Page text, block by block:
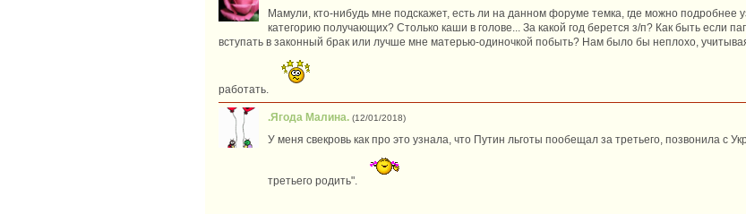
Мамули, кто-нибудь мне подскажет, есть ли на данном форуме темка, где можно подробнее
категорию получающих? Столько каши в голове... За какой год берется з/п? Как быть если
вступать в законный брак или лучше мне матерью-одиночкой побыть? Нам было бы неплохо,
работать.
.Ягода Малина. (12/01/2018)
У меня свекровь как про это узнала, что Путин льготы пообещал за третьего, позвонила с
третьего родить".